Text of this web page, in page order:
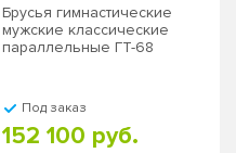
Брусья гимнастические
мужские классические
параллельные ГТ-68
Под заказ
152 100 руб.